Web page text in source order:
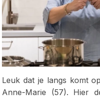
Leuk dat je langs komt
Anne-Marie (57). Hier